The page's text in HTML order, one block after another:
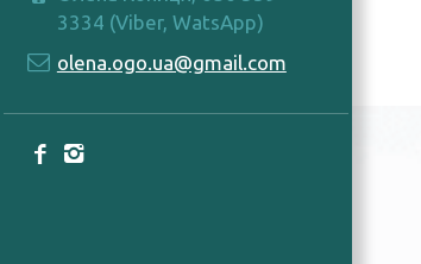
3334 (Viber, WatsApp)
olena.ogo.ua@gmail.com